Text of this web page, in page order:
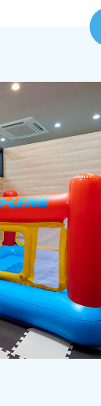
待遇・福利厚生・そ
昇給
賞与
仕事内容
選考方法
応募書類
応募資格
備考